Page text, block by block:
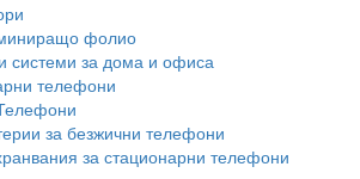
фолио
системи за дома и офиса
телефони
за безжични телефони
за стационарни телефони